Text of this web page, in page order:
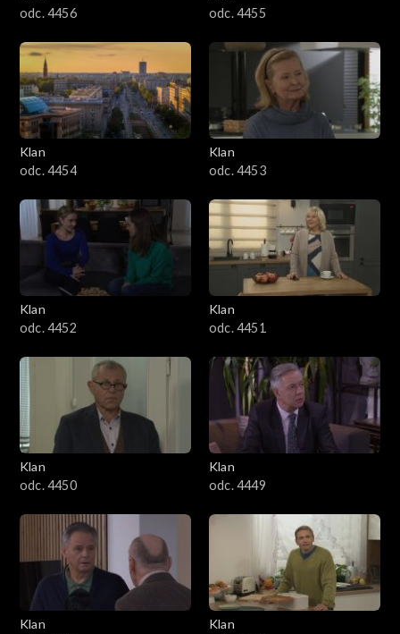
odc. 4456
odc. 4455
Klan
odc. 4454
Klan
odc. 4453
Klan
odc. 4452
Klan
odc. 4451
Klan
odc. 4450
Klan
odc. 4449
Klan
Klan